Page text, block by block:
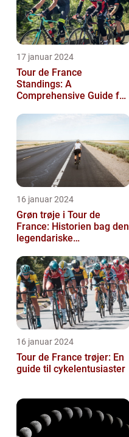
17 januar 2024
Tour de France
Standings: A
Comprehensive Guide for
Enthusiasts
16 januar 2024
Grøn trøje i Tour de
France: Historien bag den
legendariske
16 januar 2024
Tour de France trøjer: En
guide til cykelentusiaster